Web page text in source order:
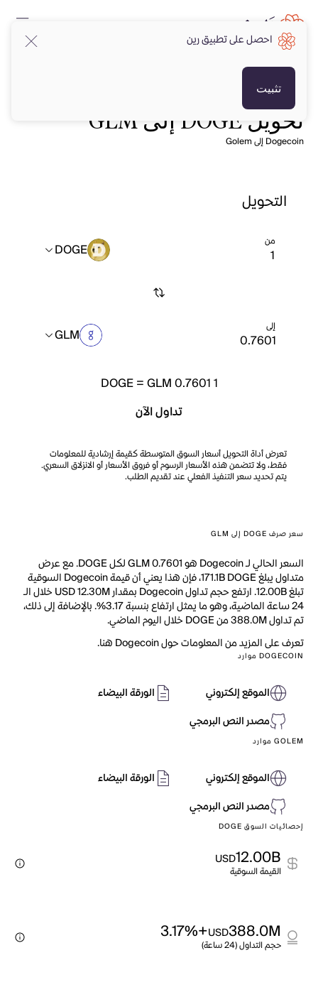
تحويل DOGE إلى GLM
Dogecoin إلى Golem
التحويل
من DOGE
إلى GLM
1
DOGE=GLM 0.7601
تداول الآن
تعرض أداة التحويل أسعار السوق المتوسطة كقيمة إرشادية للمعلومات
فقط، ولا تتضمن هذه الأسعار الرسوم أو فروق الأسعار أو الانزلاق السعري.
يتم تحديد سعر التنفيذ الفعلي عند تقديم الطلب.
سعر صرف DOGE إلى GLM
السعر الحالي لـ Dogecoin هو GLM 0.7601 لكل DOGE. مع عرض
متداول يبلغ 171.1B DOGE، فإن هذا يعني أن قيمة Dogecoin السوقية
تبلغ 12.00B. ارتفع حجم تداول Dogecoin بمقدار USD 12.30M خلال الـ
24 ساعة الماضية، وهو ما يمثل ارتفاع بنسبة 3.17%. بالإضافة إلى ذلك،
تم تداول 388.0M من DOGE خلال اليوم الماضي.
تعرف على المزيد من المعلومات حول Dogecoin هنا.
DOGECOIN موارد
الموقع إلكتروني
الورقة البيضاء
مصدر النص البرمجي
GOLEM موارد
الموقع إلكتروني
الورقة البيضاء
مصدر النص البرمجي
إحصائيات السوق DOGE
12.00B
USD
القيمة السوقية
388.0M
USD
+3.17%
حجم التداول (24 ساعة)
احصل على تطبيق رين
تثبيت